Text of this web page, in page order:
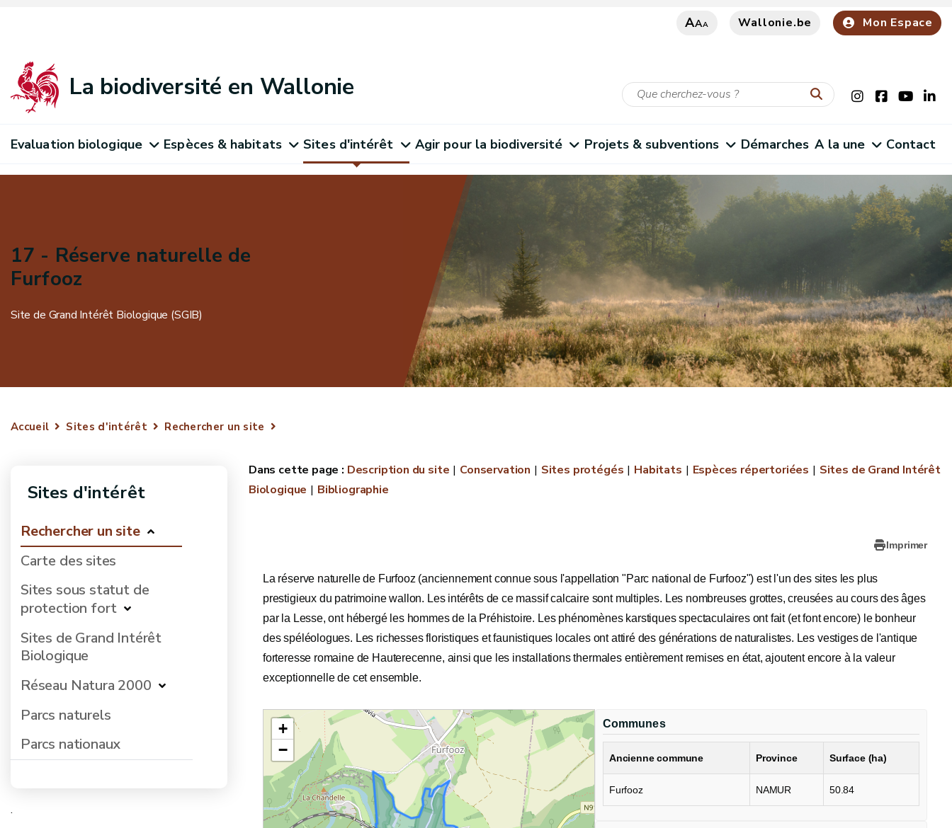
AAA Wallonie.be Mon Espace
La biodiversité en Wallonie
Evaluation biologique Espèces & habitats Sites d'intérêt Agir pour la biodiversité Projets & subventions Démarches A la une Contact
17 - Réserve naturelle de
Furfooz
Site de Grand Intérêt Biologique (SGIB)
Accueil Sites d'intérêt Rechercher un site
Sites d'intérêt
Rechercher un site
Carte des sites
Sites sous statut de
protection fort
Sites de Grand Intérêt
Biologique
Réseau Natura 2000
Parcs naturels
Parcs nationaux
.
Description du site Conservation Sites protégés Habitats Espèces répertoriées
Sites de Grand Intérêt
Biologique
Bibliographie
Imprimer
La réserve naturelle de Furfooz (anciennement connue sous l'appellation "Parc national de Furfooz") est l'un des sites les plus
prestigieux du patrimoine wallon. Les intérêts de ce massif calcaire sont multiples. Les nombreuses grottes, creusées au cours des âges
par la Lesse, ont hébergé les hommes de la Préhistoire. Les phénomènes karstiques spectaculaires ont fait (et font encore) le bonheur
des spéléologues. Les richesses floristiques et faunistiques locales ont attiré des générations de naturalistes. Les vestiges de l'antique
forteresse romaine de Hauterecenne, ainsi que les installations thermales entièrement remises en état, ajoutent encore à la valeur
exceptionnelle de cet ensemble.
+
−
Communes
Ancienne commune Province Surface (ha)
Furfooz NAMUR 50.84